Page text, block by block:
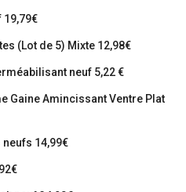
19,79€
(Lot de 5) Mixte 12,98€
neuf 5,22 €
Gaine Amincissant Ventre Plat
neufs 14,99€